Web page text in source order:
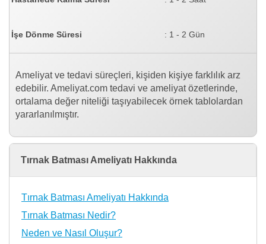
İşe Dönme Süresi : 1 - 2 Gün
Ameliyat ve tedavi süreçleri, kişiden kişiye farklılık arz
edebilir. Ameliyat.com tedavi ve ameliyat özetlerinde,
ortalama değer niteliği taşıyabilecek örnek tablolardan
yararlanılmıştır.
Tırnak Batması Ameliyatı Hakkında
Tırnak Batması Ameliyatı Hakkında
Tırnak Batması Nedir?
Neden ve Nasıl Oluşur?